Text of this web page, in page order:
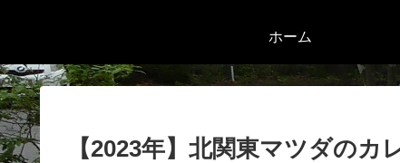
ホーム
【2023年】北関東マツダの